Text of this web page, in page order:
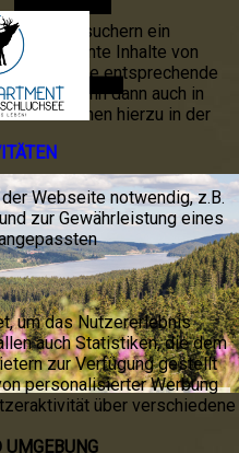
UMGEBUNG
um Besuchern ein
Bestimmte Inhalte von
wenn die entsprechende
kann dann auch in
hierzu in der
Webseite notwendig, z.B.
zur Gewährleistung eines
um das Nutzererlebnis
auch Statistiken, die dem
zur Verfügung gestellt
personalisierter Werbung
über verschiedene